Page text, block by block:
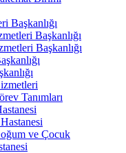
Başkanlığı
Başkanlığı
Başkanlığı
Tanımları
ve Çocuk